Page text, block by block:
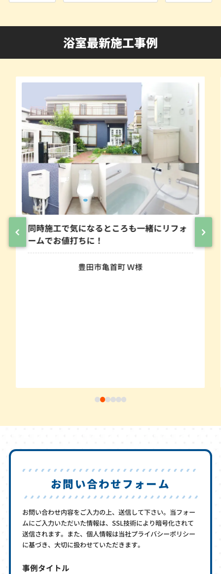
浴室最新施工事例
ろも一緒にリフォ
あたたかいお風呂へ変身
お問い合わせフォーム
お問い合わせ内容をご入力の上、送信して下さい。当フォー
ムにご入力いただいた情報は、SSL技術により暗号化されて
送信されます。また、個人情報は当社プライバシーポリシー
に基づき、大切に扱わせていただきます。
事例タイトル